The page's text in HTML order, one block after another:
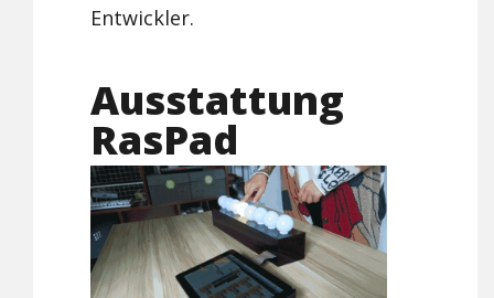
Entwickler.
Ausstattung
RasPad